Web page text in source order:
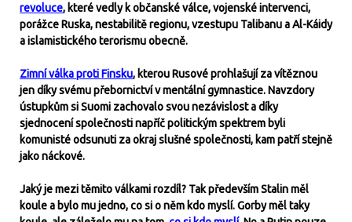
revoluce, které vedly k občanské válce, vojenské intervenci,
porážce Ruska, nestabilitě regionu, vzestupu Talibanu a Al-Káidy
a islamistického terorismu obecně.
Zimní válka proti Finsku, kterou Rusové prohlašují za vítěznou
jen díky svému přebornictví v mentální gymnastice. Navzdory
ústupkům si Suomi zachovalo svou nezávislost a díky
sjednocení společnosti napříč politickým spektrem byli
komunisté odsunuti za okraj slušné společnosti, kam patří stejně
jako náckové.
Jaký je mezi těmito válkami rozdíl? Tak především Stalin měl
koule a bylo mu jedno, co si o něm kdo myslí. Gorby měl taky